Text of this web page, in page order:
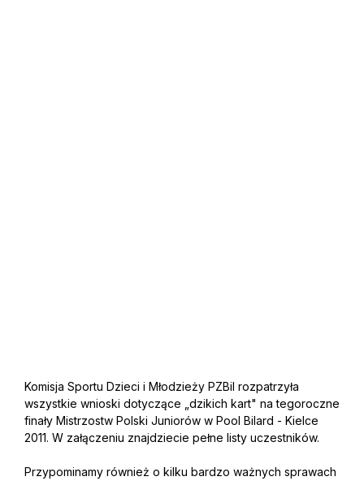
Komisja Sportu Dzieci i Młodzieży PZBil rozpatrzyła
wszystkie wnioski dotyczące „dzikich kart" na tegoroczne
finały Mistrzostw Polski Juniorów w Pool Bilard - Kielce
2011. W załączeniu znajdziecie pełne listy uczestników.
Przypominamy również o kilku bardzo ważnych sprawach